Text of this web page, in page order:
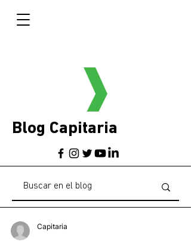
Blog Capitaria
Capitaria